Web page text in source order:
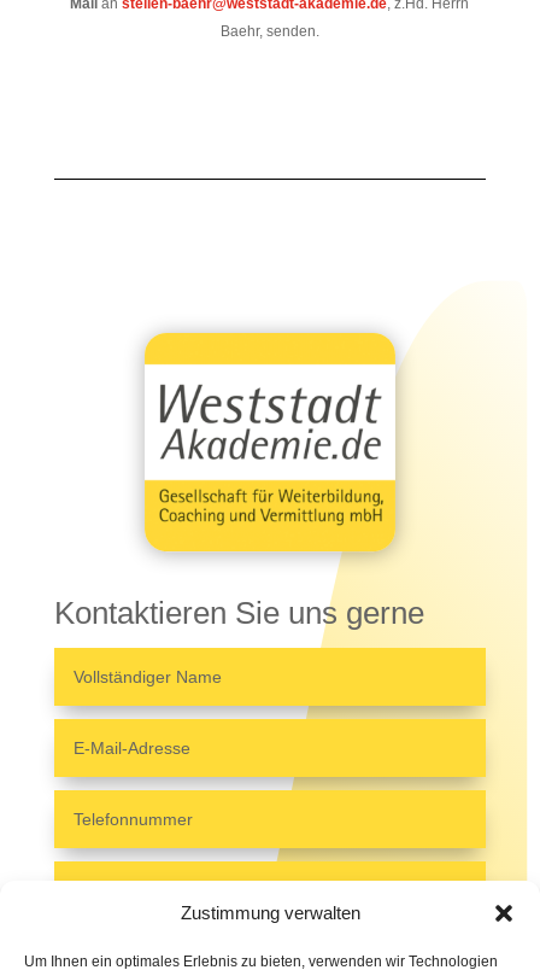
Zustimmung verwalten
Um Ihnen ein optimales Erlebnis zu bieten, verwenden wir Technologien
Mail an stellen-baehr@weststadt-akademie.de, z.Hd. Herrn
Baehr, senden.
Kontaktieren Sie uns gerne